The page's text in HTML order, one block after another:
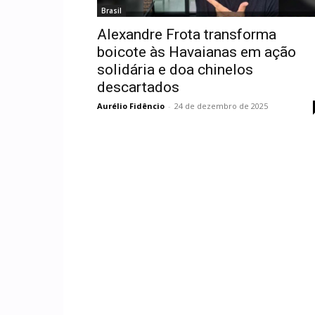
Brasil
Alexandre Frota transforma
boicote às Havaianas em ação
solidária e doa chinelos
descartados
Aurélio Fidêncio - 24 de dezembro de 2025